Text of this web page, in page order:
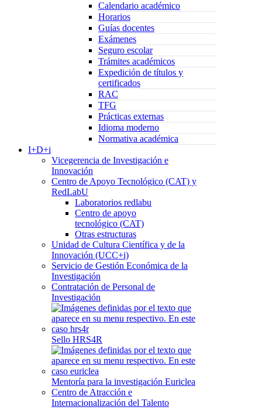
Calendario académico
Horarios
Guías docentes
Exámenes
Seguro escolar
Trámites académicos
Expedición de títulos y
certificados
RAC
TFG
Prácticas externas
Idioma moderno
Normativa académica
I+D+i
Vicegerencia de Investigación e
Innovación
Centro de Apoyo Tecnológico (CAT) y
RedLabU
Laboratorios redlabu
Centro de apoyo
tecnológico (CAT)
Otras estructuras
Unidad de Cultura Científica y de la
Innovación (UCC+i)
Servicio de Gestión Económica de la
Investigación
Contratación de Personal de
Investigación
Sello HRS4R
Mentoría para la investigación Euriclea
Centro de Atracción e
Internacionalización del Talento